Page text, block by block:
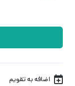
اضافه به تقویم